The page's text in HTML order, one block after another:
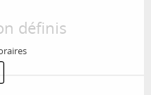
définis